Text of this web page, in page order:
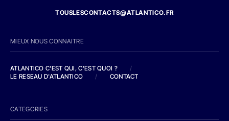
TOUSLESCONTACTS@ATLANTICO.FR
MIEUX NOUS CONNAITRE
ATLANTICO C'EST QUI, C'EST QUOI ?
/
LE RESEAU D'ATLANTICO
/ CONTACT
CATEGORIES